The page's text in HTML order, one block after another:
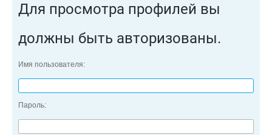
Для просмотра профилей вы
должны быть авторизованы.
Имя пользователя:
Пароль: